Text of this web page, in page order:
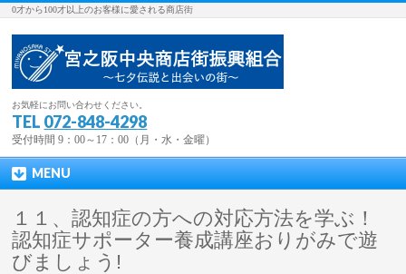
0才から100才以上のお客様に愛される商店街
お気軽にお問い合わせください。
TEL 072-848-4298
受付時間 9：00～17：00（月・水・金曜）
MENU
１１、認知症の方への対応方法を学ぶ！
認知症サポーター養成講座おりがみで遊
びましょう!